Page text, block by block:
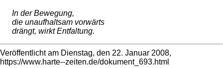
In der Bewegung,
die unaufhaltsam vorwärts
drängt, wirkt Entfaltung.
Veröffentlicht am Dienstag, den 22. Januar 2008,
https://www.harte--zeiten.de/dokument_693.html